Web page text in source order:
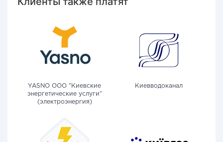
YASNO OOO "Киевские
энергетические услуги"
(электроэнергия)
Киевводоканал